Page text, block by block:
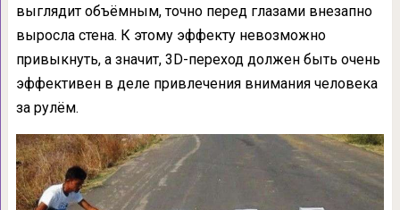
выглядит объёмным, точно перед глазами внезапно
выросла стена. К этому эффекту невозможно
привыкнуть, а значит, 3D-переход должен быть очень
эффективен в деле привлечения внимания человека
за рулём.